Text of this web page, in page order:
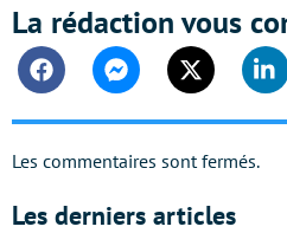
La rédaction vous
FacebookMessengerTwitter
Les commentaires sont fermés.
Les derniers articles